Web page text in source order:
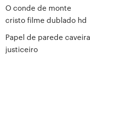
O conde de monte
cristo filme dublado hd
Papel de parede caveira
justiceiro